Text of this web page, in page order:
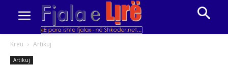
Kreu Artikuj
Artikuj